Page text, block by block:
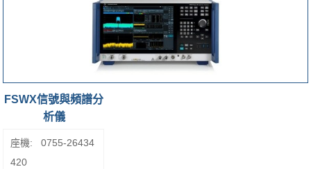
FSWX信號與頻譜分
析儀
座機:
0755-26434
420